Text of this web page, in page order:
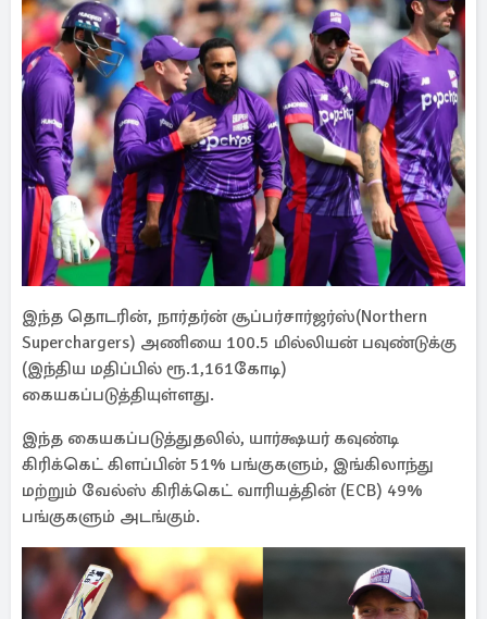
இந்த தொடரின், நார்தர்ன் சூப்பர்சார்ஜர்ஸ்(Northern
Superchargers) அணியை 100.5 மில்லியன் பவுண்டுக்கு
(இந்திய மதிப்பில் ரூ.1,161கோடி)
கையகப்படுத்தியுள்ளது.
இந்த கையகப்படுத்துதலில், யார்க்ஷயர் கவுண்டி
கிரிக்கெட் கிளப்பின் 51% பங்குகளும், இங்கிலாந்து
மற்றும் வேல்ஸ் கிரிக்கெட் வாரியத்தின் (ECB) 49%
பங்குகளும் அடங்கும்.